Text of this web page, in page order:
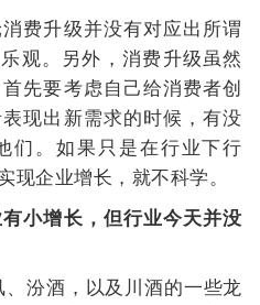
费升级并没有对应出所谓
观。另外，消费升级虽然
先要考虑自己给消费者创
现出新需求的时候，有没
们。如果只是在行业下行
现企业增长，就不科学。
小增长，但行业今天并没
汾酒，以及川酒的一些龙